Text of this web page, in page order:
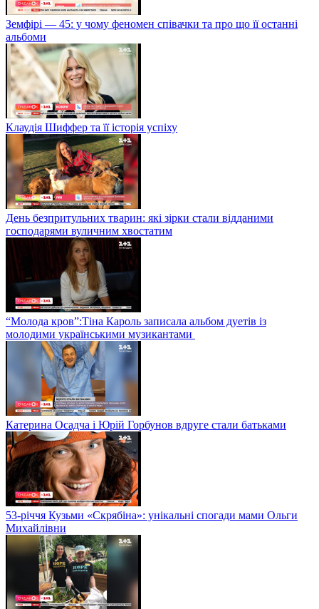
Земфірі — 45: у чому феномен співачки та про що її останні
альбоми
Клаудія Шиффер та її історія успіху
День безпритульних тварин: які зірки стали відданими
господарями вуличним хвостатим
“Молода кров”:Тіна Кароль записала альбом дуетів із
молодими українськими музикантами
Катерина Осадча і Юрій Горбунов вдруге стали батьками
53-річчя Кузьми «Скрябіна»: унікальні спогади мами Ольги
Михайлівни